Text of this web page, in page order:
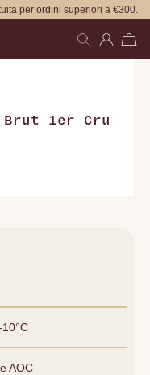
per ordini superiori a €300.
Brut 1er Cru
AOC